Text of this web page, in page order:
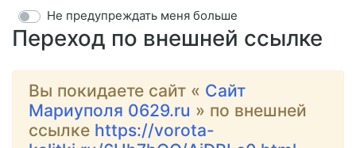
Переход по внешней ссылке
Не предупреждать меня больше
Вы покидаете сайт « Сайт
Мариуполя 0629.ru » по внешней
ссылке https://vorota-